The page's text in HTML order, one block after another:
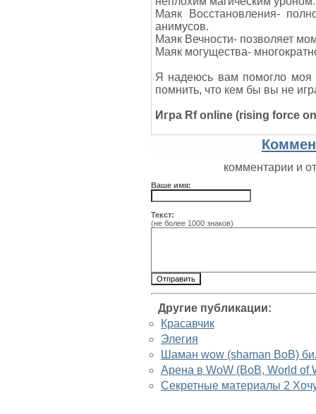
Маяк Восстановления-
анимусов.
Маяк Вечности- позволяет
Маяк могущества-
Я надеюсь вам помогло моя
помнить, что кем бы вы не
Игра Rf online (rising force
комментарии и
Ваше имя:
Текст:
(не более 1000 знаков)
Другие публикации:
Красавчик
Элегия
Шаман wow (shaman ВоВ)
Арена в WoW (ВоВ, World of
Секретные материалы 2